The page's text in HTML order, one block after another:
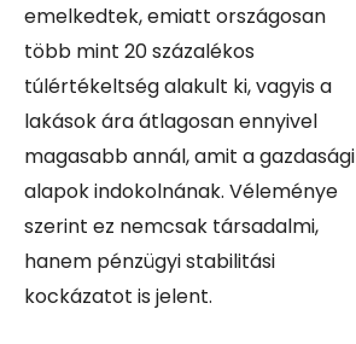
emelkedtek, emiatt országosan
több mint 20 százalékos
túlértékeltség alakult ki, vagyis a
lakások ára átlagosan ennyivel
magasabb annál, amit a gazdasági
alapok indokolnának. Véleménye
szerint ez nemcsak társadalmi,
hanem pénzügyi stabilitási
kockázatot is jelent.